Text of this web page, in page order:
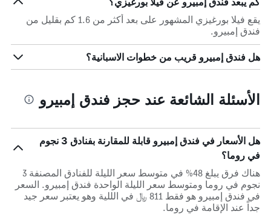
يقع فيلا بورغيزي المشهور على بعد أكثر من 1.6 كم بقليل من
فندق إمبيرو.
هل فندق إمبيرو قريب من خطوات الاسبانية؟
الأسئلة الشائعة عند حجز فندق إمبيرو
هل الأسعار في فندق إمبيرو قابلة للمقارنة بفنادق 3 نجوم
في روما؟
هناك فرق يبلغ 48% في متوسط ​​سعر الليلة للفنادق المصنفة 3
نجوم في روما ومتوسط ​​سعر الليلة الواحدة فندق إمبيرو. السعر
في فندق إمبيرو هو فقط 811 ﷼ في الللية وهو يعتبر سعر جيد
جداً عند الإقامة في روما.